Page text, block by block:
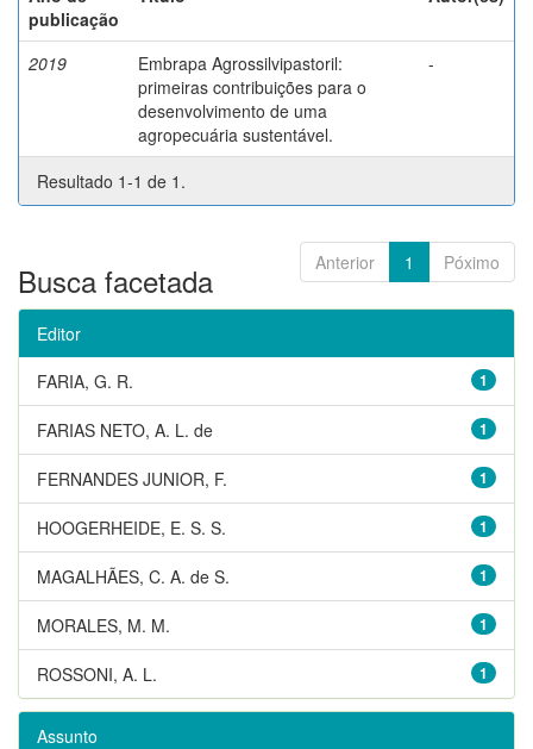
publicação
2019
Embrapa Agrossilvipastoril:
primeiras contribuições para o
desenvolvimento de uma
agropecuária sustentável.
-
Resultado 1-1 de 1.
Anterior 1 Póximo
Busca facetada
Editor
1
FARIA, G. R.
1
FARIAS NETO, A. L. de
1
FERNANDES JUNIOR, F.
1
HOOGERHEIDE, E. S. S.
1
MAGALHÃES, C. A. de S.
1
MORALES, M. M.
1
ROSSONI, A. L.
Assunto